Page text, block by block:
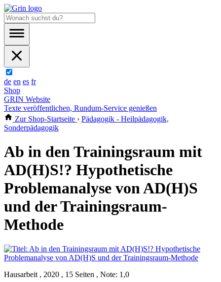
de en es fr
Shop
GRIN Website
Texte veröffentlichen, Rundum-Service genießen
Zur Shop-Startseite › Pädagogik - Heilpädagogik,
Sonderpädagogik
Ab in den Trainingsraum mit
AD(H)S!? Hypothetische
Problemanalyse von AD(H)S
und der Trainingsraum-
Methode
Hausarbeit , 2020 , 15 Seiten , Note: 1,0